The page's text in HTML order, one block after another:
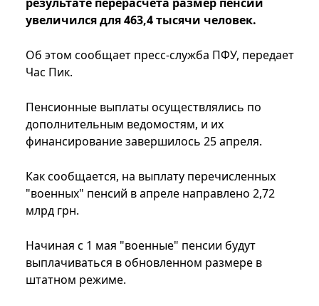
увеличился для 463,4 тысячи человек.
Об этом сообщает пресс-служба ПФУ, передает
Час Пик.
Пенсионные выплаты осуществлялись по
дополнительным ведомостям, и их
финансирование завершилось 25 апреля.
Как сообщается, на выплату перечисленных
"военных" пенсий в апреле направлено 2,72
млрд грн.
Начиная с 1 мая "военные" пенсии будут
выплачиваться в обновленном размере в
штатном режиме.